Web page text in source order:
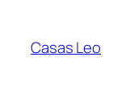
Casas Leo